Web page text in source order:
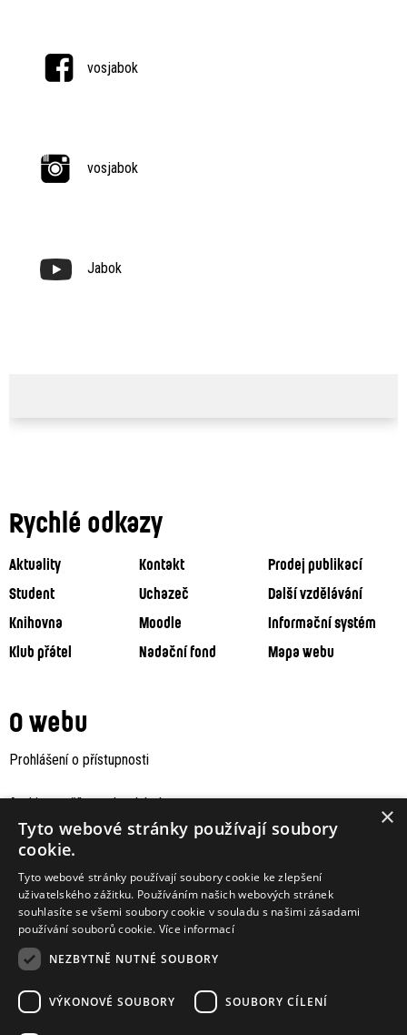
vosjabok
vosjabok
Jabok
Rychlé odkazy
Aktuality Kontakt
Prodej publikací
Student
Uchazeč
Další vzdělávání
Knihovna
Moodle
Informační systém
Klub přátel
Nadační fond Mapa webu
O webu
Prohlášení o přístupnosti
Archiv staršího webu Jaboku
Podporují nás
×
Tyto webové stránky používají soubory
cookie.
Tyto webové stránky používají soubory cookie ke zlepšení
uživatelského zážitku. Používáním našich webových stránek
souhlasíte se všemi soubory cookie v souladu s našimi zásadami
používání souborů cookie. Více informací
NEZBYTNĚ NUTNÉ SOUBORY
VÝKONOVÉ SOUBORY SOUBORY CÍLENÍ